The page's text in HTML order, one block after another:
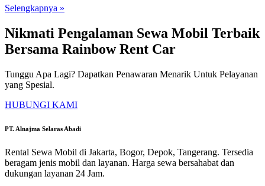
Selengkapnya »
Nikmati Pengalaman Sewa Mobil Terbaik
Bersama Rainbow Rent Car
Tunggu Apa Lagi? Dapatkan Penawaran Menarik Untuk Pelayanan
yang Spesial.
HUBUNGI KAMI
PT. Alnajma Selaras Abadi
Rental Sewa Mobil di Jakarta, Bogor, Depok, Tangerang. Tersedia
beragam jenis mobil dan layanan. Harga sewa bersahabat dan
dukungan layanan 24 Jam.